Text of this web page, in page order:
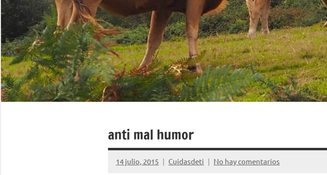
anti mal humor
14 julio, 2015 Cuidasdeti No hay comentarios